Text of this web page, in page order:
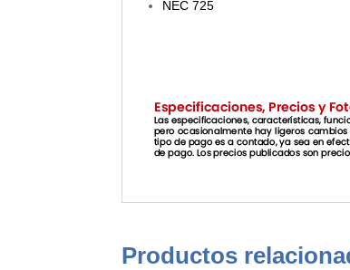
NEC 725
Productos